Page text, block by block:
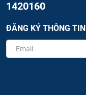
1420160
ĐĂNG KÝ THÔNG TIN